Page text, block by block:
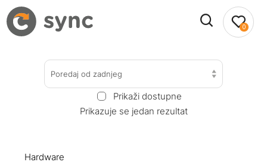
0
Poredaj od zadnjeg
Prikaži dostupne
Prikazuje se jedan rezultat
Hardware